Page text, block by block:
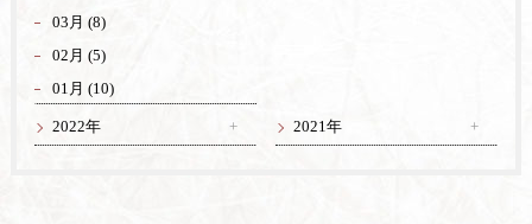
03月 (8)
02月 (5)
01月 (10)
2022年 2021年